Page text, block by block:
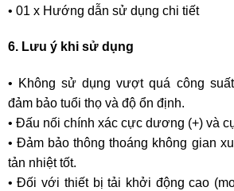
• 01 x Hướng dẫn sử dụng chi tiết
6. Lưu ý khi sử dụng
• Không sử dụng vượt quá công
đảm bảo tuổi thọ và độ ổn định.
• Đấu nối chính xác cực dương (+) và
• Đảm bảo thông thoáng không gian
tản nhiệt tốt.
• Đối với thiết bị tải khởi động cao